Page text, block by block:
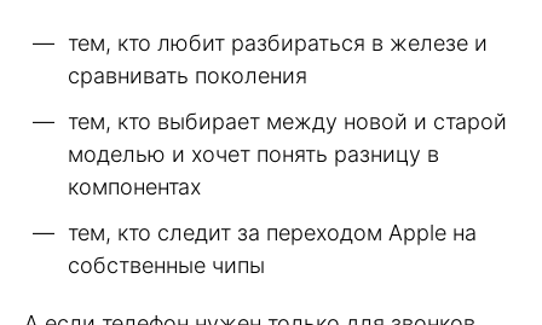
тем, кто любит разбираться в железе и
сравнивать поколения
тем, кто выбирает между новой и старой
моделью и хочет понять разницу в
компонентах
тем, кто следит за переходом Apple на
собственные чипы